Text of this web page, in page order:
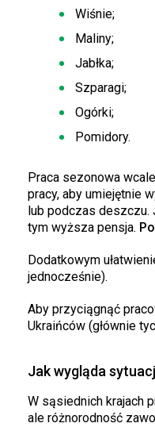
Wiśnie;
Maliny;
Jabłka;
Szparagi;
Ogórki;
Pomidory.
Praca sezonowa
pracy, aby umiejętnie
lub podczas deszczu.
tym wyższa pensja.
Dodatkowym
jednocześnie).
Aby przyciągnąć
Ukraińców (głównie
Jak wygląda
W sąsiednich krajach
ale różnorodność